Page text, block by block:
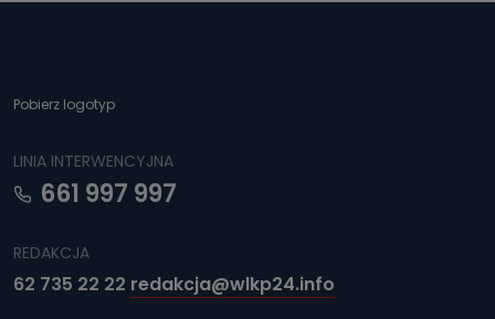
Pobierz logotyp
LINIA INTERWENCYJNA
661 997 997
REDAKCJA
62 735 22 22 redakcja@wlkp24.info